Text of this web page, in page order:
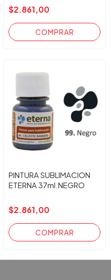
$2.861,00
PINTURA SUBLIMACION
ETERNA 37ml.NEGRO
$2.861,00